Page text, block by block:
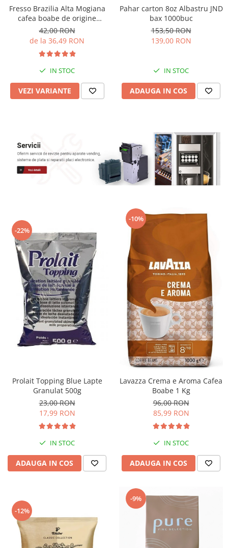
Fresso Brazilia Alta Mogiana
cafea boabe de origine
proaspăt prăjită
42,00 RON
de la 36,49 RON
IN STOC
VEZI VARIANTE
Pahar carton 8oz Albastru JND
bax 1000buc
153,50 RON
139,00 RON
IN STOC
ADAUGA IN COS
-22%
Prolait Topping Blue Lapte
Granulat 500g
23,00 RON
17,99 RON
IN STOC
ADAUGA IN COS
-10%
Lavazza Crema e Aroma Cafea
Boabe 1 Kg
96,00 RON
85,99 RON
IN STOC
ADAUGA IN COS
-12%
-9%